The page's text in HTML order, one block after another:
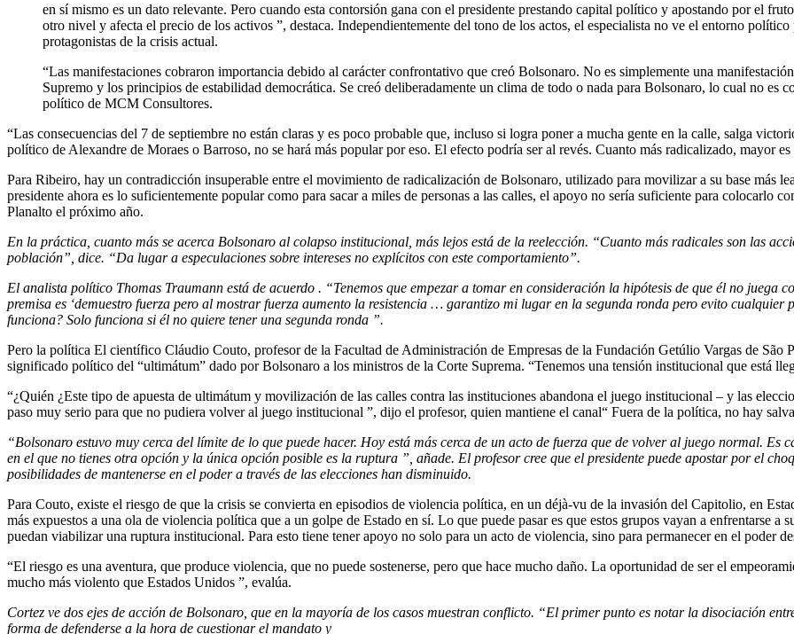
en sí mismo es un dato relevante. Pero cuando esta contorsión gana con el presidente prestando capital político y apostando por el
otro nivel y afecta el precio de los activos ”, destaca. Independientemente del tono de los actos, el especialista no ve el entorno
protagonistas de la crisis actual.
“Las manifestaciones cobraron importancia debido al carácter confrontativo que creó Bolsonaro. No es simplemente una
Supremo y los principios de estabilidad democrática. Se creó deliberadamente un clima de todo o nada para Bolsonaro, lo cual no es
político de MCM Consultores.
“Las consecuencias del 7 de septiembre no están claras y es poco probable que, incluso si logra poner a mucha gente en la calle, salga
político de Alexandre de Moraes o Barroso, no se hará más popular por eso. El efecto podría ser al revés. Cuanto más radicalizado, mayor
Para Ribeiro, hay un contradicción insuperable entre el movimiento de radicalización de Bolsonaro, utilizado para movilizar a su base más
presidente ahora es lo suficientemente popular como para sacar a miles de personas a las calles, el apoyo no sería suficiente para colocarlo
Planalto el próximo año.
En la práctica, cuanto más se acerca Bolsonaro al colapso institucional, más lejos está de la reelección. “Cuanto más radicales son las
población”, dice. “Da lugar a especulaciones sobre intereses no explícitos con este comportamiento”.
El analista político Thomas Traumann está de acuerdo . “Tenemos que empezar a tomar en consideración la hipótesis de que él no juega
premisa es ‘demuestro fuerza pero al mostrar fuerza aumento la resistencia … garantizo mi lugar en la segunda ronda pero evito cualquier
funciona? Solo funciona si él no quiere tener una segunda ronda ”.
Pero la política El científico Cláudio Couto, profesor de la Facultad de Administración de Empresas de la Fundación Getúlio Vargas de São
significado político del “ultimátum” dado por Bolsonaro a los ministros de la Corte Suprema. “Tenemos una tensión institucional que está
“¿Quién ¿Este tipo de apuesta de ultimátum y movilización de las calles contra las instituciones abandona el juego institucional – y las
paso muy serio para que no pudiera volver al juego institucional ”, dijo el profesor, quien mantiene el canal“ Fuera de la política, no hay
“Bolsonaro estuvo muy cerca del límite de lo que puede hacer. Hoy está más cerca de un acto de fuerza que de volver al juego normal. Es
en el que no tienes otra opción y la única opción posible es la ruptura ”, añade. El profesor cree que el presidente puede apostar por el
posibilidades de mantenerse en el poder a través de las elecciones han disminuido.
Para Couto, existe el riesgo de que la crisis se convierta en episodios de violencia política, en un déjà-vu de la invasión del Capitolio, en
más expuestos a una ola de violencia política que a un golpe de Estado en sí. Lo que puede pasar es que estos grupos vayan a enfrentarse a
puedan viabilizar una ruptura institucional. Para esto tiene tener apoyo no solo para un acto de violencia, sino para permanecer en el poder
“El riesgo es una aventura, que produce violencia, que no puede sostenerse, pero que hace mucho daño. La oportunidad de ser el
mucho más violento que Estados Unidos ”, evalúa.
Cortez ve dos ejes de acción de Bolsonaro, que en la mayoría de los casos muestran conflicto. “El primer punto es notar la disociación
forma de defenderse a la hora de cuestionar el mandato y